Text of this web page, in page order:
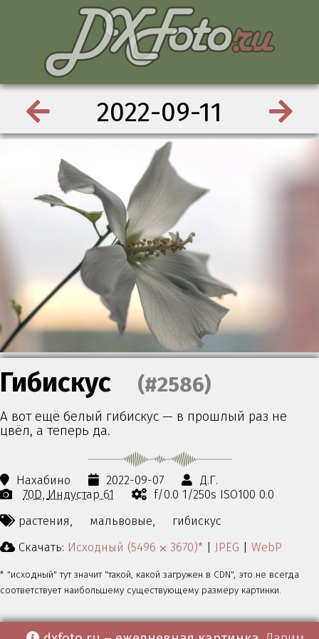
2022-09-11
Гибискус (#2586)
А вот ещё белый гибискус — в прошлый раз не
цвёл, а теперь да.
Нахабино 2022-09-07
Д.Г.
70D Индустар 61
f/0.0 1/250s ISO100 0.0
растения,
мальвовые,
гибискус
Скачать: Исходный (5496 ⨉ 3670)* | JPEG | WebP
* "исходный" тут значит "такой, какой загружен в CDN", это не всегда
соответствует наибольшему существующему размеру картинки.